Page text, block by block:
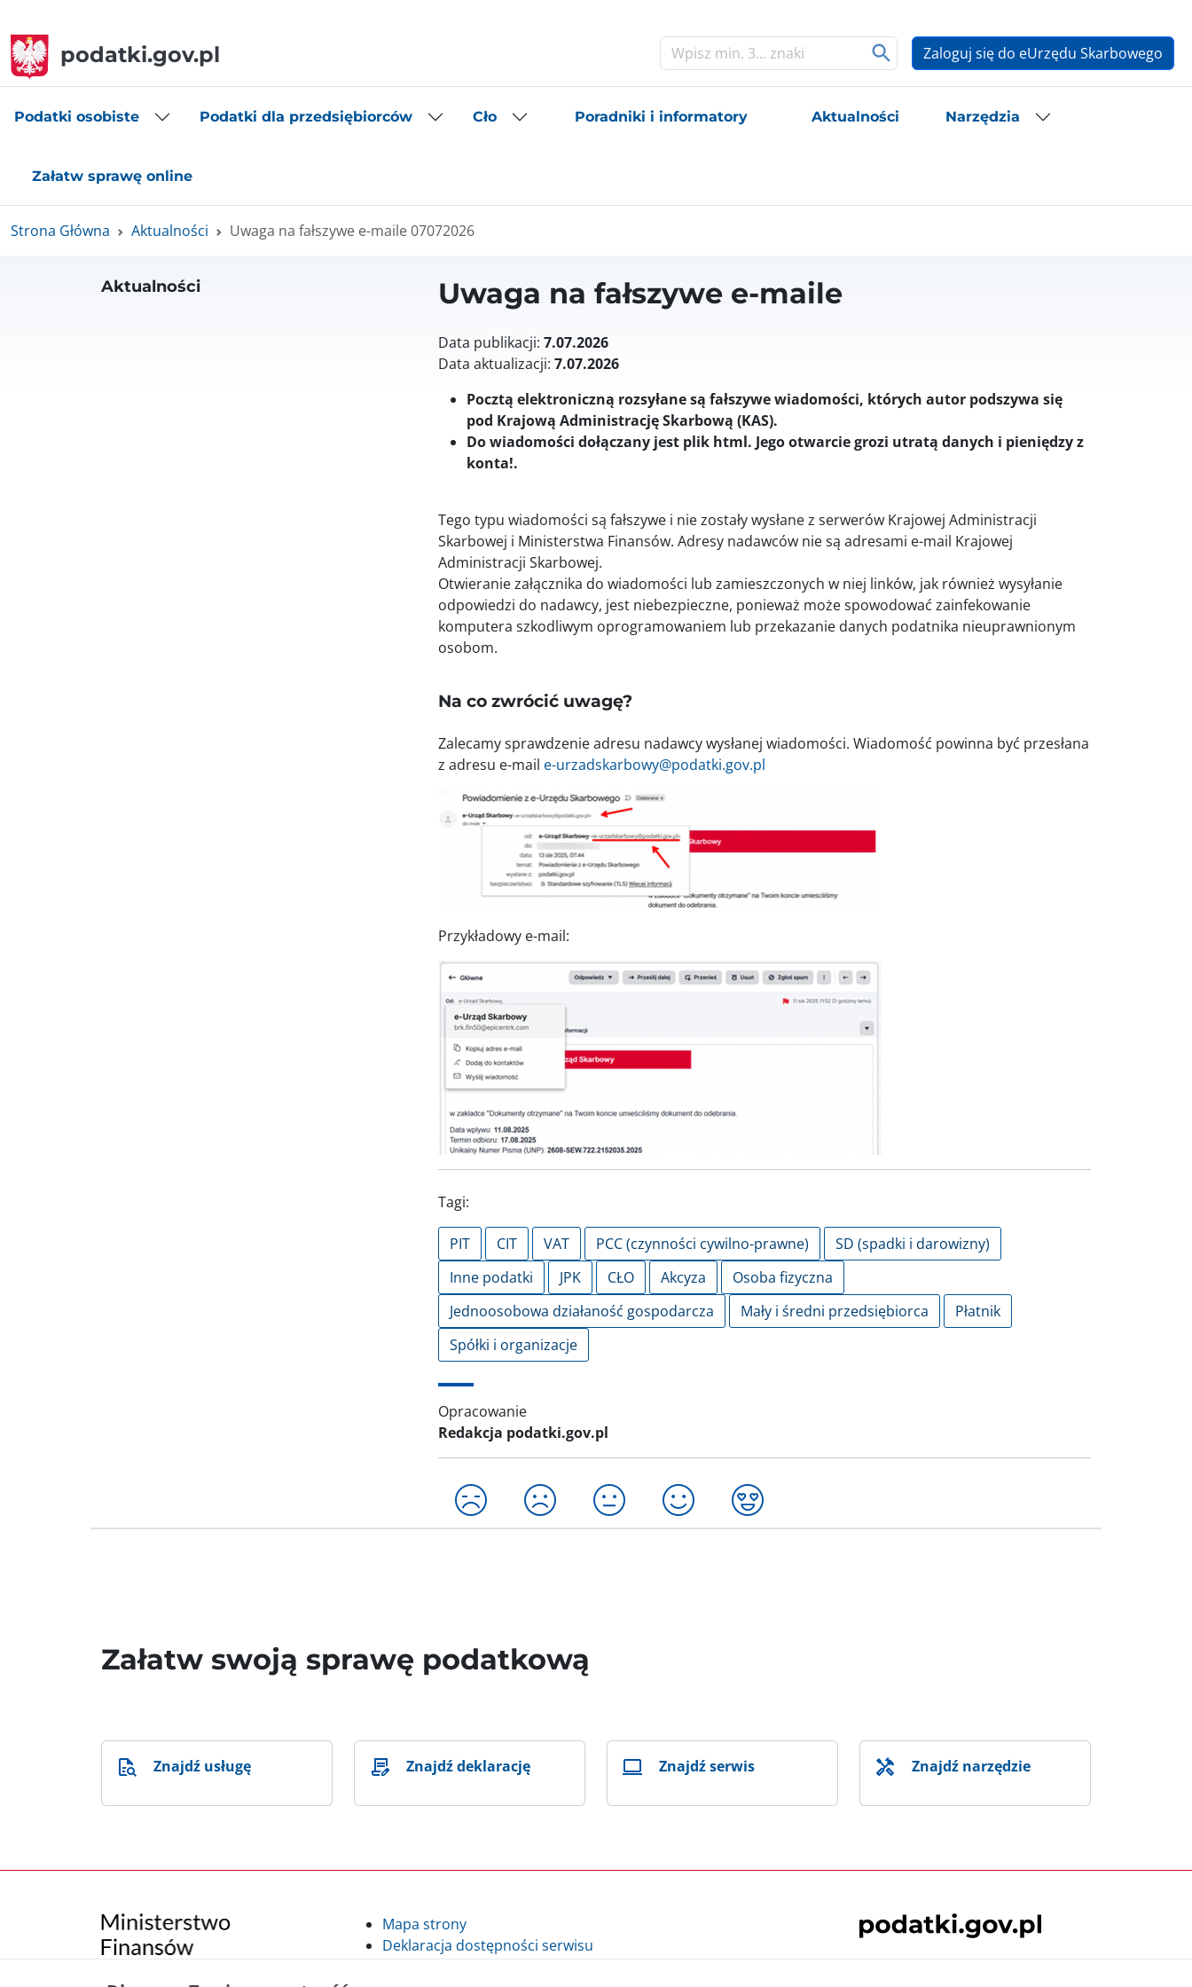
podatki.gov.pl Zaloguj się do eUrzędu Skarbowego
Podatki osobiste Podatki dla przedsiębiorców Cło Poradniki i informatory Aktualności Narzędzia
Załatw sprawę online
Strona Główna Aktualności Uwaga na fałszywe e-maile 07072026
Aktualności Uwaga na fałszywe e-maile
Data publikacji: 7.07.2026
Data aktualizacji: 7.07.2026
Pocztą elektroniczną rozsyłane są fałszywe wiadomości, których autor podszywa się
pod Krajową Administrację Skarbową (KAS).
Do wiadomości dołączany jest plik html. Jego otwarcie grozi utratą danych i pieniędzy z
konta!.
Tego typu wiadomości są fałszywe i nie zostały wysłane z serwerów Krajowej Administracji
Skarbowej i Ministerstwa Finansów. Adresy nadawców nie są adresami e-mail Krajowej
Administracji Skarbowej.
Otwieranie załącznika do wiadomości lub zamieszczonych w niej linków, jak również wysyłanie
odpowiedzi do nadawcy, jest niebezpieczne, ponieważ może spowodować zainfekowanie
komputera szkodliwym oprogramowaniem lub przekazanie danych podatnika nieuprawnionym
osobom.
Na co zwrócić uwagę?
Zalecamy sprawdzenie adresu nadawcy wysłanej wiadomości. Wiadomość powinna być przesłana
z adresu e-mail e-urzadskarbowy@podatki.gov.pl
Przykładowy e-mail:
Tagi:
PIT CIT VAT PCC (czynności cywilno-prawne)
SD (spadki i darowizny)
Inne podatki
JPK CŁO Akcyza
Osoba fizyczna
Jednoosobowa działaność gospodarcza
Mały i średni przedsiębiorca
Płatnik
Spółki i organizacje
Opracowanie
Redakcja podatki.gov.pl
Załatw swoją sprawę podatkową
Znajdź usługę Znajdź deklarację Znajdź serwis Znajdź narzędzie
Mapa strony
Deklaracja dostępności serwisu
Polityka cookie